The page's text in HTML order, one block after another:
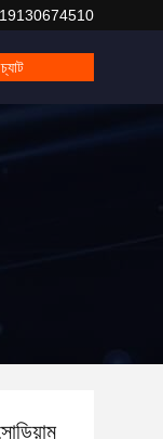
চ্যাট